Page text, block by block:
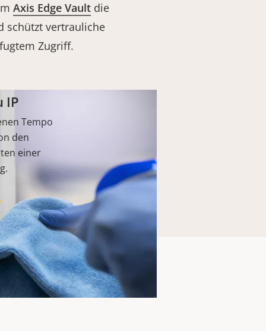
Axis Edge Vault die
schützt vertrauliche
Zugriff.
IP
Tempo
den
einer